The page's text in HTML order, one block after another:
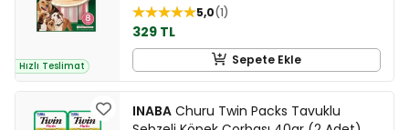
Hızlı Teslimat
5,0 1
329 TL
Sepete Ekle
INABA Churu Twin Packs Tavuklu